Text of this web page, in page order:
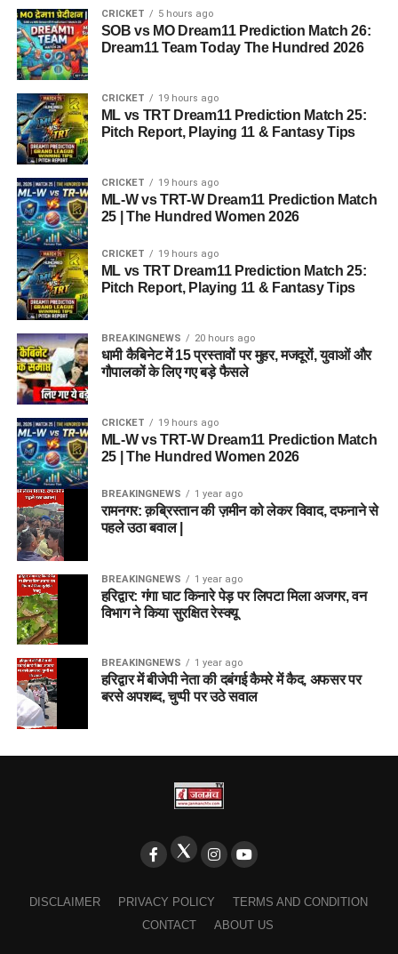
CRICKET 5 hours ago
SOB vs MO Dream11 Prediction Match 26:
Dream11 Team Today The Hundred 2026
CRICKET 19 hours ago
ML vs TRT Dream11 Prediction Match 25:
Pitch Report, Playing 11 & Fantasy Tips
CRICKET 19 hours ago
ML-W vs TRT-W Dream11 Prediction Match
25 | The Hundred Women 2026
CRICKET 19 hours ago
ML vs TRT Dream11 Prediction Match 25:
Pitch Report, Playing 11 & Fantasy Tips
BREAKINGNEWS 20 hours ago
धामी कैबिनेट में 15 प्रस्तावों पर मुहर, मजदूरों, युवाओं और
गौपालकों के लिए गए बड़े फैसले
CRICKET 19 hours ago
ML-W vs TRT-W Dream11 Prediction Match
25 | The Hundred Women 2026
BREAKINGNEWS 1 year ago
रामनगर: क़ब्रिस्तान की ज़मीन को लेकर विवाद, दफनाने से
पहले उठा बवाल |
BREAKINGNEWS 1 year ago
हरिद्वार: गंगा घाट किनारे पेड़ पर लिपटा मिला अजगर, वन
विभाग ने किया सुरक्षित रेस्क्यू
BREAKINGNEWS 1 year ago
हरिद्वार में बीजेपी नेता की दबंगई कैमरे में कैद, अफसर पर
बरसे अपशब्द, चुप्पी पर उठे सवाल
DISCLAIMER PRIVACY POLICY
TERMS AND CONDITION
CONTACT
ABOUT US